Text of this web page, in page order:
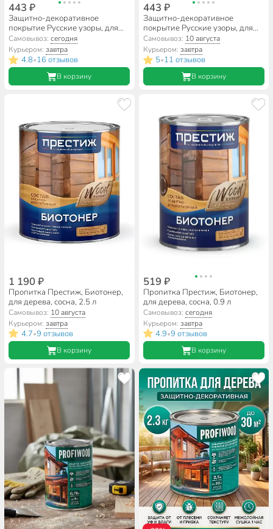
443 ₽
Защитно-декоративное
покрытие Русские узоры, для
дерева, сосна, 0.7 л
Самовывоз:сегодня
Курьером:завтра
4.8•16 отзывов
В корзину
443 ₽
Защитно-декоративное
покрытие Русские узоры, для
дерева, орегон, 0.75 л
Самовывоз: 10 августа
Курьером: завтра
5•11 отзывов
В корзину
1 190 ₽
Пропитка Престиж, Биотонер,
для дерева, сосна, 2.5 л
Самовывоз: 10 августа
Курьером:завтра
4.7•9 отзывов
В корзину
519 ₽
Пропитка Престиж, Биотонер,
для дерева, сосна, 0.9 л
Самовывоз: сегодня
Курьером: завтра
4.9•9 отзывов
В корзину